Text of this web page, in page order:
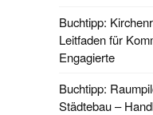
Buchtipp:
Leitfaden für
Engagierte
Buchtipp:
Städtebau –